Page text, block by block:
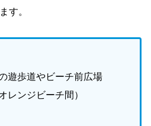
す。
遊歩道やビーチ前広場
レンジビーチ間）